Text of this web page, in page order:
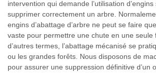
intervention qui demande l’utilisation
supprimer correctement un arbre.
engins d’abattage d’arbre ne peut se faire
vaste pour permettre une chute en une seule
d’autres termes, l’abattage mécanisé se
ou les grandes forêts. Nous disposons de
pour assurer une suppression définitive d’un